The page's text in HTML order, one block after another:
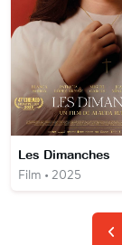
Les Dimanches
Film • 2025